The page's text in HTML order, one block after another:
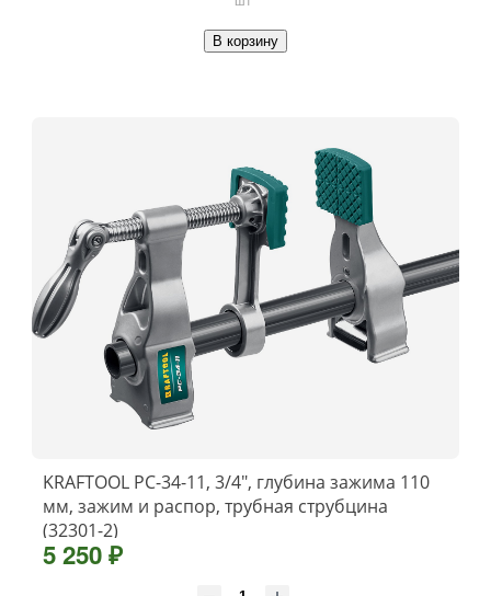
В корзину
KRAFTOOL PC-34-11, 3/4″, глубина зажима 110
мм, зажим и распор, трубная струбцина
(32301-2)
5 250 ₽